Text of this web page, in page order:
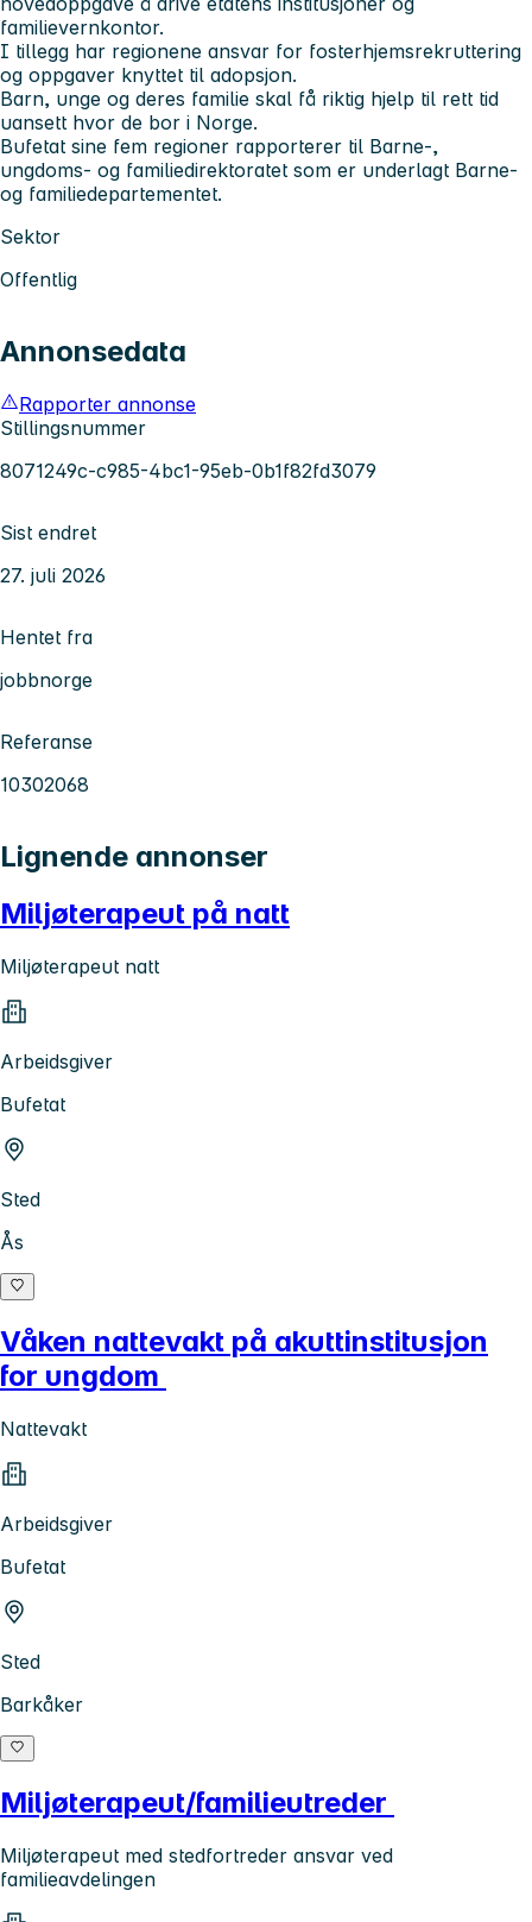
familievernkontor.
I tillegg har regionene ansvar for fosterhjemsrekruttering
og oppgaver knyttet til adopsjon.
Barn, unge og deres familie skal få riktig hjelp til rett tid
uansett hvor de bor i Norge.
Bufetat sine fem regioner​ rapporterer til Barne-,
ungdoms- og familiedirektoratet som er underlagt Barne-
og familiedepartementet.
Sektor
Offentlig
Annonsedata
Rapporter annonse
Stillingsnummer
8071249c-c985-4bc1-95eb-0b1f82fd3079
Sist endret
27. juli 2026
Hentet fra
jobbnorge
Referanse
10302068
Lignende annonser
Miljøterapeut på natt
Miljøterapeut natt
Arbeidsgiver
Bufetat
Sted
Ås
Våken nattevakt på akuttinstitusjon
for ungdom
Nattevakt
Arbeidsgiver
Bufetat
Sted
Barkåker
Miljøterapeut/familieutreder
Miljøterapeut med stedfortreder ansvar ved
familieavdelingen